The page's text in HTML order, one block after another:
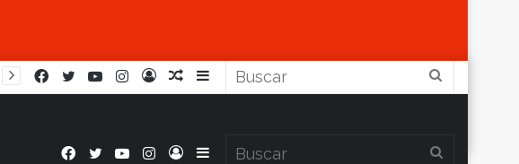
Barra
Artículo
Iniciar
Instagram
YouTube
Twitter
Facebook
Barra
Iniciar
Instagram
YouTube
Twitter
Facebook